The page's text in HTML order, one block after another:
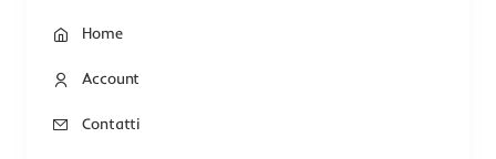
Home
Account
Contatti